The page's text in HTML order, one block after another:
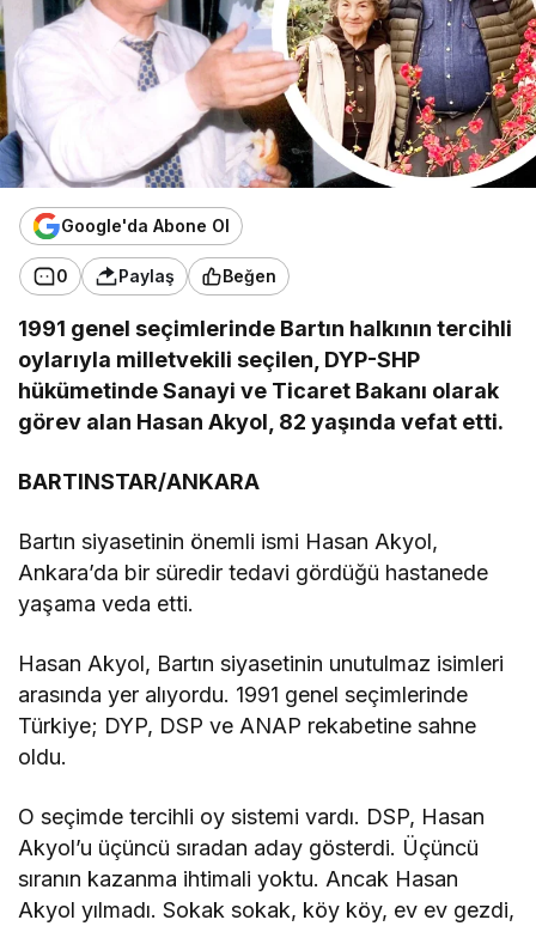
Google'da Abone Ol
0 Paylaş Beğen
1991 genel seçimlerinde Bartın halkının tercihli
oylarıyla milletvekili seçilen, DYP-SHP
hükümetinde Sanayi ve Ticaret Bakanı olarak
görev alan Hasan Akyol, 82 yaşında vefat etti.
BARTINSTAR/ANKARA
Bartın siyasetinin önemli ismi Hasan Akyol,
Ankara’da bir süredir tedavi gördüğü hastanede
yaşama veda etti.
Hasan Akyol, Bartın siyasetinin unutulmaz isimleri
arasında yer alıyordu. 1991 genel seçimlerinde
Türkiye; DYP, DSP ve ANAP rekabetine sahne
oldu.
O seçimde tercihli oy sistemi vardı. DSP, Hasan
Akyol’u üçüncü sıradan aday gösterdi. Üçüncü
sıranın kazanma ihtimali yoktu. Ancak Hasan
Akyol yılmadı. Sokak sokak, köy köy, ev ev gezdi,